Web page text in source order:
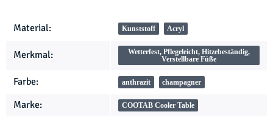
Produkteigenschaft
Wert
Material: Kunststoff Acryl
Merkmal:
Wetterfest, Pflegeleicht, Hitzebeständig,
Verstellbare Füße
Farbe: anthrazit champagner
Marke: COOTAB Cooler Table